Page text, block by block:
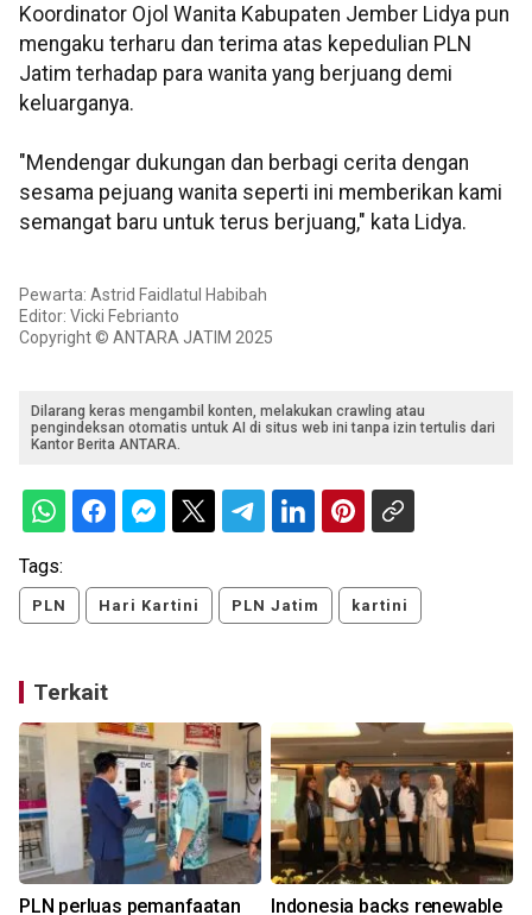
Koordinator Ojol Wanita Kabupaten Jember Lidya pun
mengaku terharu dan terima atas kepedulian PLN
Jatim terhadap para wanita yang berjuang demi
keluarganya.
"Mendengar dukungan dan berbagi cerita dengan
sesama pejuang wanita seperti ini memberikan kami
semangat baru untuk terus berjuang," kata Lidya.
Pewarta: Astrid Faidlatul Habibah
Editor: Vicki Febrianto
Copyright © ANTARA JATIM 2025
Dilarang keras mengambil konten, melakukan crawling atau
pengindeksan otomatis untuk AI di situs web ini tanpa izin tertulis dari
Kantor Berita ANTARA.
Tags:
PLN Hari Kartini PLN Jatim kartini
Terkait
PLN perluas pemanfaatan Indonesia backs renewable